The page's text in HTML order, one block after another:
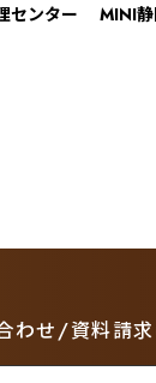
センター MINI
わせ/資料請